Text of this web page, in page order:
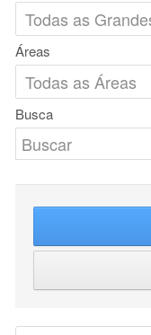
Áreas
Busca